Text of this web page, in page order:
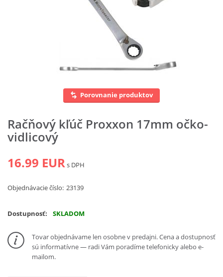
Porovnanie produktov
Račňový kľúč Proxxon 17mm očko-
vidlicový
16.99 EURs DPH
Objednávacie číslo: 23139
Dostupnosť: SKLADOM
Tovar objednávame len osobne v predajni. Cena a dostupnosť
sú informatívne — radi Vám poradíme telefonicky alebo e-
mailom.